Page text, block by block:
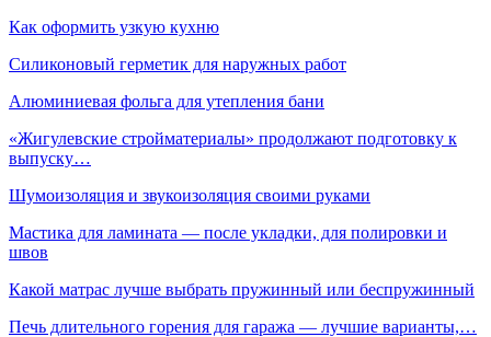
Как оформить узкую кухню
Силиконовый герметик для наружных работ
Алюминиевая фольга для утепления бани
«Жигулевские стройматериалы» продолжают подготовку к
выпуску…
Шумоизоляция и звукоизоляция своими руками
Мастика для ламината — после укладки, для полировки и
швов
Какой матрас лучше выбрать пружинный или беспружинный
Печь длительного горения для гаража — лучшие варианты,…